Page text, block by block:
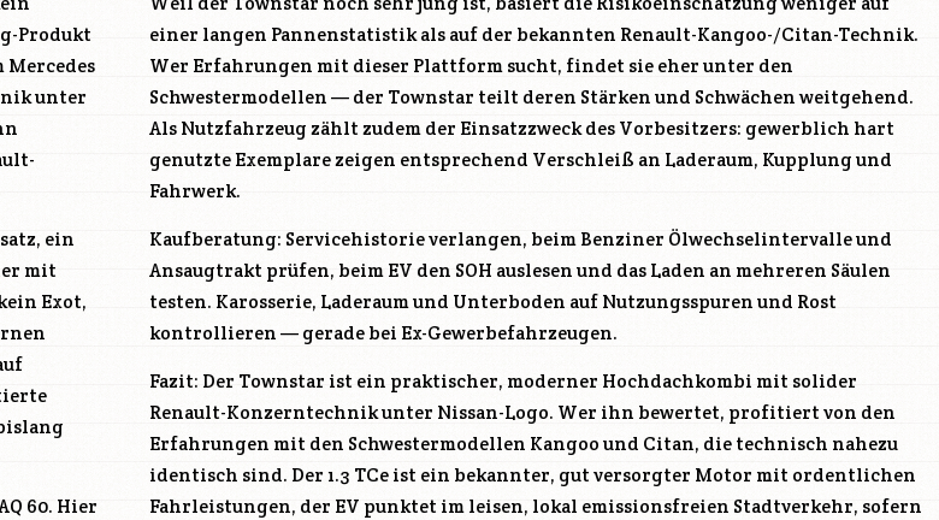
Produkt
Mercedes
unter
ein
mit
Exot,
60. Hier
einer langen Pannenstatistik als auf der bekannten Renault-Kangoo-/Citan-Technik.
Wer Erfahrungen mit dieser Plattform sucht, findet sie eher unter den
Schwestermodellen — der Townstar teilt deren Stärken und Schwächen weitgehend.
Als Nutzfahrzeug zählt zudem der Einsatzzweck des Vorbesitzers: gewerblich hart
genutzte Exemplare zeigen entsprechend Verschleiß an Laderaum, Kupplung und
Fahrwerk.
Kaufberatung: Servicehistorie verlangen, beim Benziner Ölwechselintervalle und
Ansaugtrakt prüfen, beim EV den SOH auslesen und das Laden an mehreren Säulen
testen. Karosserie, Laderaum und Unterboden auf Nutzungsspuren und Rost
kontrollieren — gerade bei Ex-Gewerbefahrzeugen.
Fazit: Der Townstar ist ein praktischer, moderner Hochdachkombi mit solider
Renault-Konzerntechnik unter Nissan-Logo. Wer ihn bewertet, profitiert von den
Erfahrungen mit den Schwestermodellen Kangoo und Citan, die technisch nahezu
identisch sind. Der 1.3 TCe ist ein bekannter, gut versorgter Motor mit ordentlichen
Fahrleistungen, der EV punktet im leisen, lokal emissionsfreien Stadtverkehr, sofern